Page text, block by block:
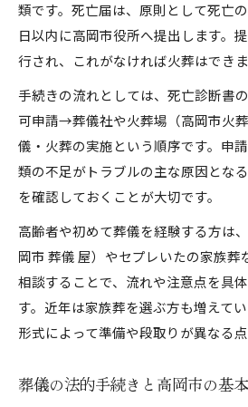
葬儀申請時に押さえたい
高岡市で家族葬を選ぶ場
葬儀に関する家族葬の費
法律の視点から学ぶ葬儀準備
法律面で押さえるべき葬
失敗しない葬儀準備と法
葬儀準備で見落としがち
遺族が知るべき葬儀と法
葬儀前後の法律対応と負
安心して対応するための葬儀
安心して進める葬儀手続
葬儀時に慌てないための
類です。死亡届は、原則として死亡
日以内に高岡市役所へ提出します。
行され、これがなければ火葬はできま
手続きの流れとしては、死亡診断書
可申請→葬儀社や火葬場（高岡市火
儀・火葬の実施という順序です。申
類の不足がトラブルの主な原因とな
を確認しておくことが大切です。
高齢者や初めて葬儀を経験する方は
岡市 葬儀 屋）やセプレいたの家族葬
相談することで、流れや注意点を具
す。近年は家族葬を選ぶ方も増えて
形式によって準備や段取りが異なる
葬儀の法的手続きと高岡市の基